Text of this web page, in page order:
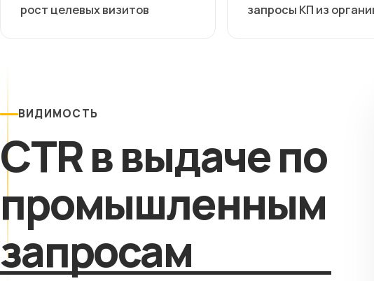
рост целевых визитов
запросы КП из
ВИДИМОСТЬ
CTR в выдаче по
промышленным
запросам